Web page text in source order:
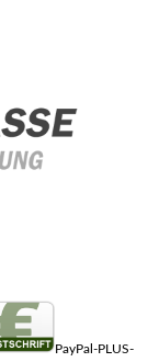
PayPal-PLUS-